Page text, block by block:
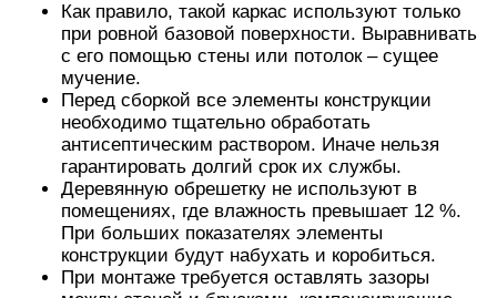
Как правило, такой каркас используют только
при ровной базовой поверхности. Выравнивать
с его помощью стены или потолок – сущее
мучение.
Перед сборкой все элементы конструкции
необходимо тщательно обработать
антисептическим раствором. Иначе нельзя
гарантировать долгий срок их службы.
Деревянную обрешетку не используют в
помещениях, где влажность превышает 12 %.
При больших показателях элементы
конструкции будут набухать и коробиться.
При монтаже требуется оставлять зазоры